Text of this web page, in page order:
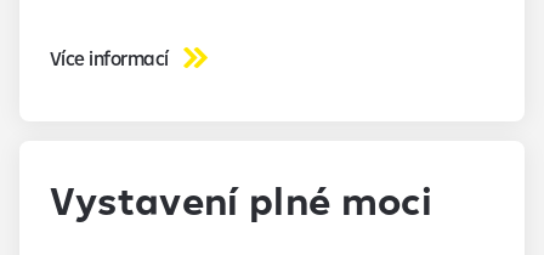
Více informací
Vystavení plné moci